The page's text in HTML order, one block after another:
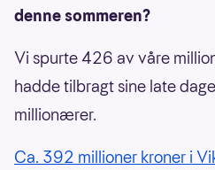
denne sommeren?
Vi spurte 426 av våre
hadde tilbragt sine late
millionærer.
Ca. 392 millioner kroner i